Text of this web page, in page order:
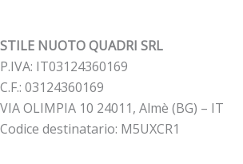
STILE NUOTO QUADRI SRL
P.IVA: IT03124360169
C.F.: 03124360169
VIA OLIMPIA 10 24011, Almè (BG) – IT
Codice destinatario: M5UXCR1